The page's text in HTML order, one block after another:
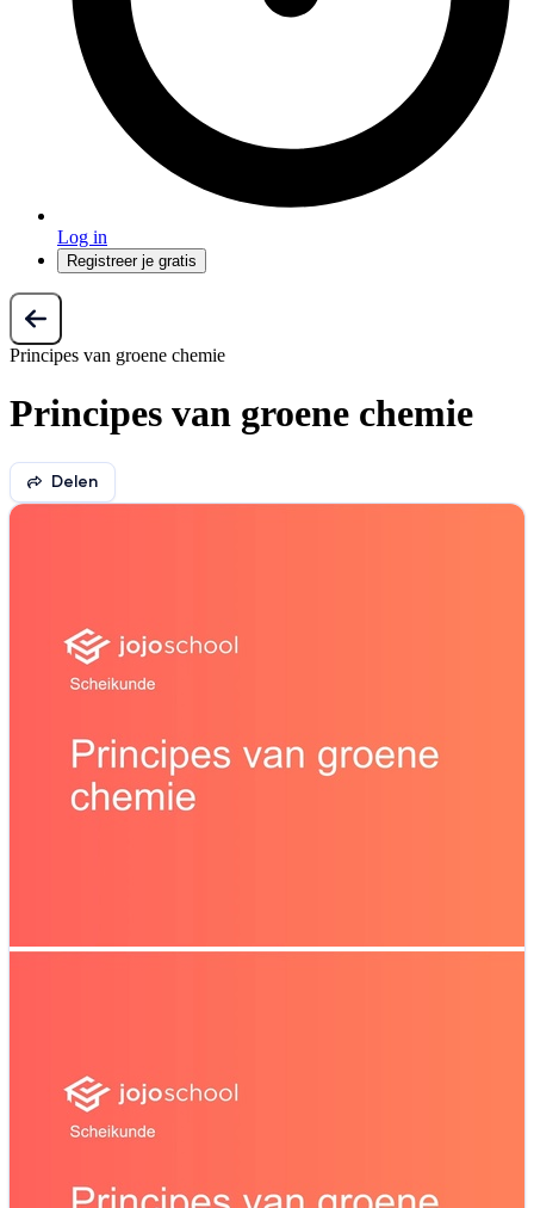
Log in
Registreer je gratis
Principes van groene chemie
Principes van groene chemie
Delen